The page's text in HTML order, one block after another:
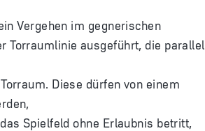
Vergehen im gegnerischen
Torraumlinie ausgeführt, die parallel
Diese dürfen von einem
Spielfeld ohne Erlaubnis betritt,